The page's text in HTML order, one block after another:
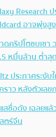
Research
อาจพุ่งสู
ดคริปโตซบเซา
หมื่นล้าน ต่ำ
ประกาศระงับ
ราว หลังตัวเล
สชื่อดัง เฉลยแล้
ตร์จีน